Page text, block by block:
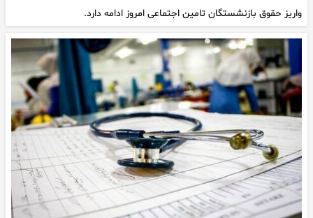
واریز حقوق بازنشستگان تامین اجتماعی امروز ادامه دارد.